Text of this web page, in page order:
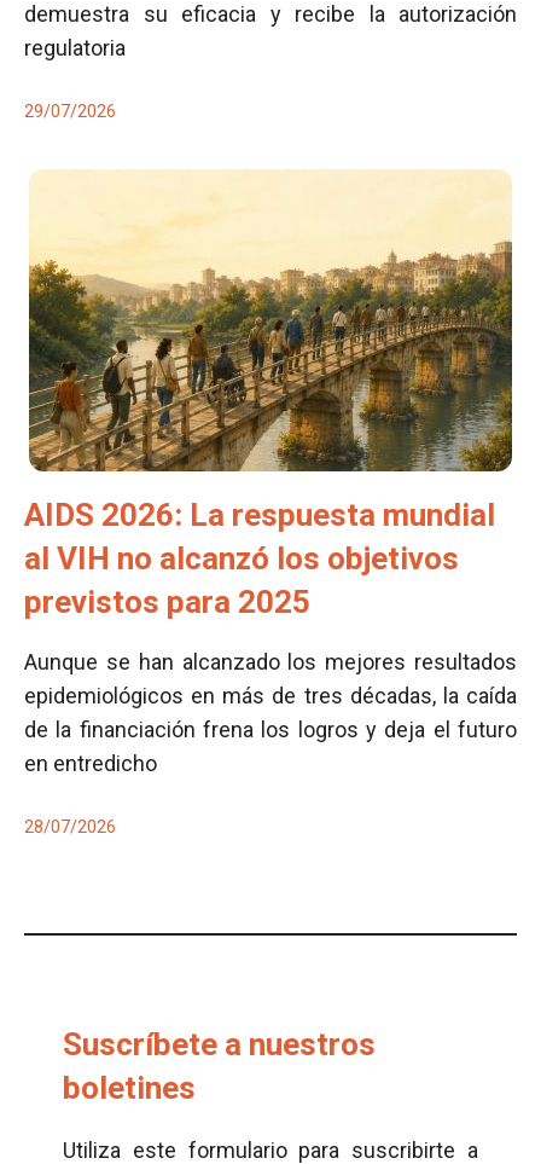
demuestra su eficacia y recibe la autorización
regulatoria
29/07/2026
AIDS 2026: La respuesta mundial
al VIH no alcanzó los objetivos
previstos para 2025
Aunque se han alcanzado los mejores resultados
epidemiológicos en más de tres décadas, la caída
de la financiación frena los logros y deja el futuro
en entredicho
28/07/2026
Suscríbete a nuestros
boletines
Utiliza este formulario para suscribirte a